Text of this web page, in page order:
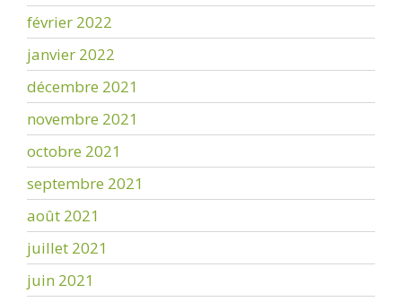
février 2022
janvier 2022
décembre 2021
novembre 2021
octobre 2021
septembre 2021
août 2021
juillet 2021
juin 2021